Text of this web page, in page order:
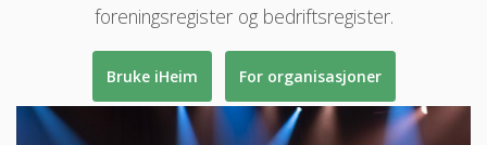
foreningsregister og bedriftsregister.
Bruke iHeim For organisasjoner